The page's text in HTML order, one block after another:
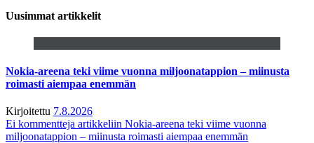
Uusimmat artikkelit
Nokia-areena teki viime vuonna miljoonatappion – miinusta
roimasti aiempaa enemmän
Kirjoitettu 7.8.2026
Ei kommentteja artikkeliin Nokia-areena teki viime vuonna
miljoonatappion – miinusta roimasti aiempaa enemmän